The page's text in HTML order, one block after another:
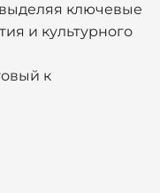
ключевые
и культурного
к